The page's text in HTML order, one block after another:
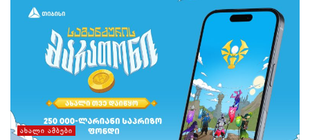
ᲐᲮᲐᲚᲘ ᲐᲛᲑᲔᲑᲘ